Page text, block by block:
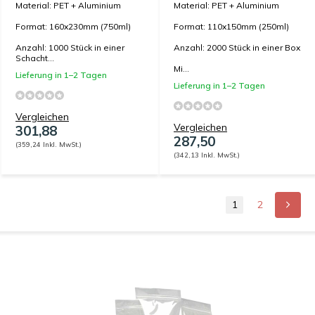
Material: PET + Aluminium
Format: 160x230mm (750ml)
Anzahl: 1000 Stück in einer
Schacht...
Lieferung in 1–2 Tagen
Vergleichen
301,88
(359,24 Inkl. MwSt.)
Material: PET + Aluminium
Format: 110x150mm (250ml)
Anzahl: 2000 Stück in einer Box
Mi...
Lieferung in 1–2 Tagen
Vergleichen
287,50
(342,13 Inkl. MwSt.)
1 2